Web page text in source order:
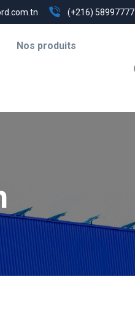
(+216) 58997777
Nos produits